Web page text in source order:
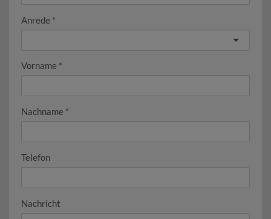
Anrede
Vorname
Nachname
Telefon
Nachricht